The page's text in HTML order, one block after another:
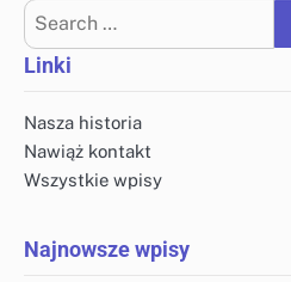
Search
for:
Linki
Nasza historia
Nawiąż kontakt
Wszystkie wpisy
Najnowsze wpisy